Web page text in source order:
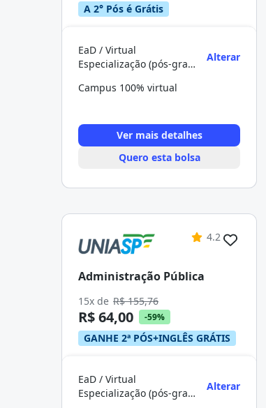
A 2° Pós é Grátis
EaD / Virtual
Especialização (pós-graduação)
Alterar
Campus 100% virtual
Ver mais detalhes
Quero esta bolsa
4.2
Administração Pública
15x de R$ 155,76
R$ 64,00 -59%
GANHE 2ª PÓS+INGLÊS GRÁTIS
EaD / Virtual
Especialização (pós-graduação)
Alterar